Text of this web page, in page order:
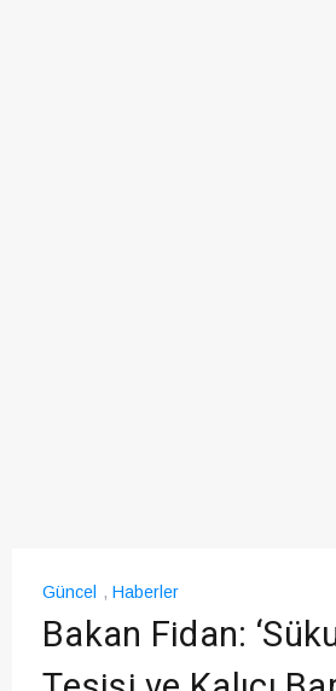
Güncel , Haberler
Bakan Fidan: